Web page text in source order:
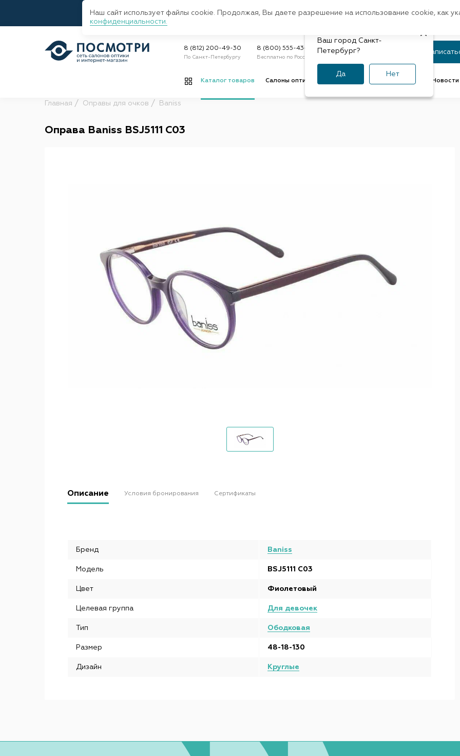
Регион:Санкт-Петербург Быстрая
8 (812) 200-49-30
По Санкт-Петербургу
8 (800) 555-43-47
Бесплатно по России
Статус заказа
Каталог товаров Салоны оптики Новости
Главная Оправы для очков Baniss
Оправа Baniss BSJ5111 C03
Описание Условия бронирования Сертификаты
Бренд Baniss
Модель BSJ5111 C03
Цвет Фиолетовый
Целевая группа Для девочек
Тип Ободковая
Размер 48-18-130
Дизайн Круглые
Ваш город Санкт-
Петербург?
Да Нет
Наш сайт использует файлы cookie. Продолжая, Вы даете разрешение на использование cookie, как
конфиденциальности.